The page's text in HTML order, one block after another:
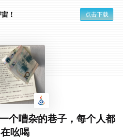
！ 点击下载
个嘈杂的巷子，每个人都
在吆喝